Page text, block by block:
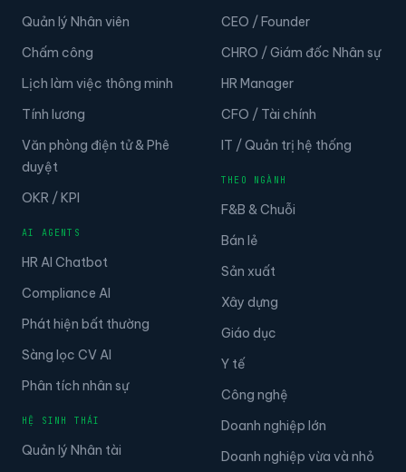
Quản lý Nhân viên
Chấm công
Lịch làm việc thông minh
Tính lương
Văn phòng điện tử & Phê
duyệt
OKR / KPI
AI AGENTS
HR AI Chatbot
Compliance AI
Phát hiện bất thường
Sàng lọc CV AI
Phân tích nhân sự
HỆ SINH THÁI
Quản lý Nhân tài
CEO / Founder
CHRO / Giám đốc Nhân sự
HR Manager
CFO / Tài chính
IT / Quản trị hệ thống
THEO NGÀNH
F&B & Chuỗi
Bán lẻ
Sản xuất
Xây dựng
Giáo dục
Y tế
Công nghệ
Doanh nghiệp lớn
Doanh nghiệp vừa và nhỏ